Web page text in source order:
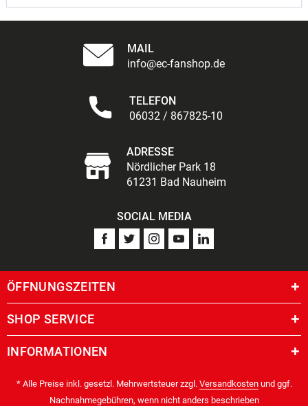
MAIL
info@ec-fanshop.de
TELEFON
06032 / 867825-10
ADRESSE
Nördlicher Park 18
61231 Bad Nauheim
SOCIAL MEDIA
ÖFFNUNGSZEITEN
SHOP SERVICE
INFORMATIONEN
* Alle Preise inkl. gesetzl. Mehrwertsteuer zzgl. Versandkostenund ggf.
Nachnahmegebühren, wenn nicht anders beschrieben